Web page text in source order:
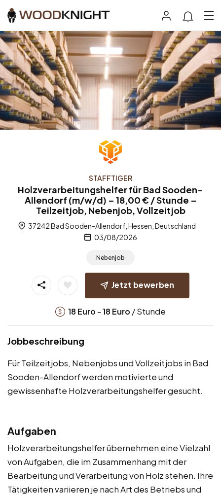
STAFFTIGER
Holzverarbeitungshelfer für Bad Sooden-
Allendorf (m/w/d) – 18,00 € / Stunde –
Teilzeitjob, Nebenjob, Vollzeitjob
37242 Bad Sooden-Allendorf, Hessen, Deutschland
03/08/2026
Nebenjob
Jetzt bewerben
18 Euro -18 Euro / Stunde
Jobbeschreibung
Für Teilzeitjobs, Nebenjobs und Vollzeitjobs in Bad
Sooden-Allendorf werden motivierte und
gewissenhafte Holzverarbeitungshelfer gesucht.
Aufgaben
Holzverarbeitungshelfer übernehmen eine Vielzahl
von Aufgaben, die im Zusammenhang mit der
Bearbeitung und Verarbeitung von Holz stehen. Ihre
Tätigkeiten variieren je nach Art des Betriebs und